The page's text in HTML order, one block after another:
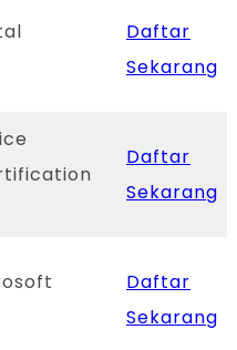
Daftar
Sekarang
Daftar
Sekarang
Daftar
Sekarang